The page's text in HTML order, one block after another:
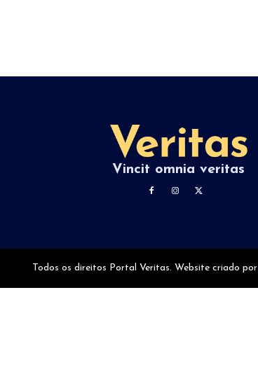
Vincit omnia veritas
Todos os direitos Portal Veritas. Website criado por